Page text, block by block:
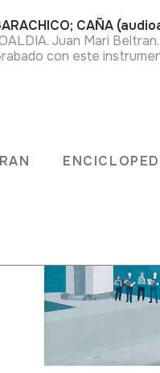
CAÑA
Juan Mari
con este